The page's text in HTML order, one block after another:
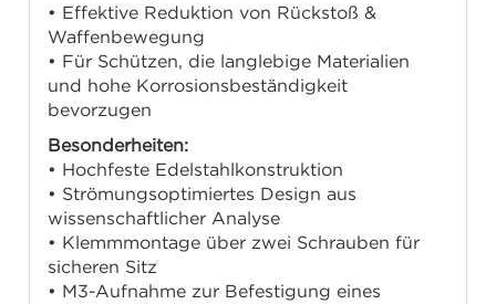
• Effektive Reduktion von Rückstoß &
Waffenbewegung
• Für Schützen, die langlebige Materialien
und hohe Korrosionsbeständigkeit
bevorzugen
Besonderheiten:
• Hochfeste Edelstahlkonstruktion
• Strömungsoptimiertes Design aus
wissenschaftlicher Analyse
• Klemmmontage über zwei Schrauben für
sicheren Sitz
• M3-Aufnahme zur Befestigung eines